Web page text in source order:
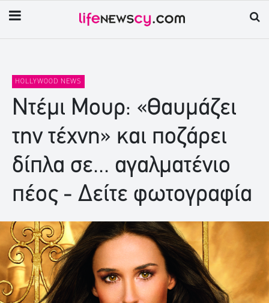
HOLLYWOOD NEWS
Ντέμι Μουρ: «Θαυμάζει
την τέχνη» και ποζάρει
δίπλα σε... αγαλματένιο
πέος - Δείτε φωτογραφία